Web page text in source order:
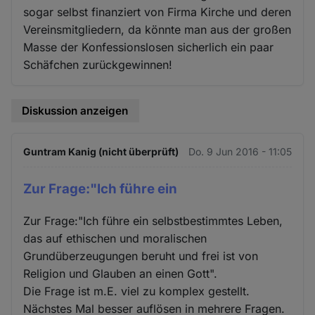
sogar selbst finanziert von Firma Kirche und deren
Vereinsmitgliedern, da könnte man aus der großen
Masse der Konfessionslosen sicherlich ein paar
Schäfchen zurückgewinnen!
Diskussion anzeigen
Guntram Kanig (nicht überprüft) Do. 9 Jun 2016 - 11:05
Zur Frage:"Ich führe ein
Zur Frage:"Ich führe ein selbstbestimmtes Leben,
das auf ethischen und moralischen
Grundüberzeugungen beruht und frei ist von
Religion und Glauben an einen Gott".
Die Frage ist m.E. viel zu komplex gestellt.
Nächstes Mal besser auflösen in mehrere Fragen.